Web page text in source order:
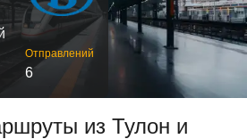
Отправлений
6
из Тулон и